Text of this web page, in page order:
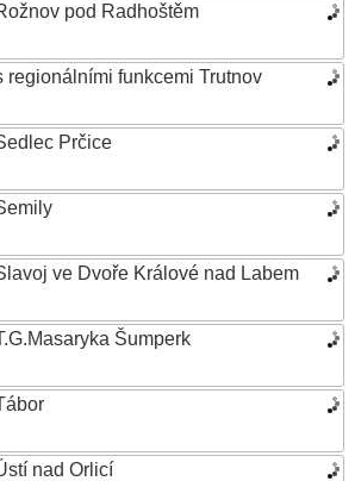
pod Radhoštěm
regionálními funkcemi Trutnov
Prčice
ve Dvoře Králové nad Labem
Šumperk
nad Orlicí